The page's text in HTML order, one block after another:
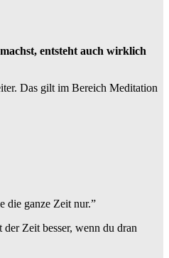
entsteht auch wirklich
Das gilt im Bereich Meditation
die ganze Zeit nur.”
Zeit besser, wenn du dran